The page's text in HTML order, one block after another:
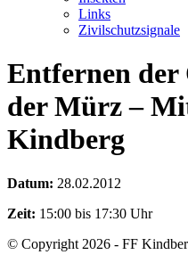
Links
Zivilschutzsignale
Entfernen der
der Mürz –
Kindberg
Datum: 28.02.2012
Zeit: 15:00 bis 17:30 Uhr
© Copyright 2026 - FF